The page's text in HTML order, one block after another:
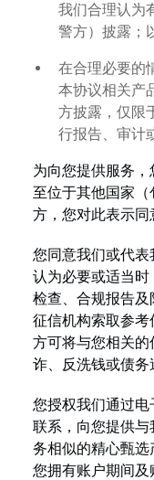
我们合理认为
警方）披露；
在合理必要的
本协议相关产
方披露，仅限
行报告、审计
为向您提供服务
至位于其他国家
方，您对此表示同
您同意我们或代
认为必要或适当
检查、合规报告
征信机构索取参
方可将与您相关
诈、反洗钱或债务
您授权我们通过
联系，向您提供
务相似的精心甄
您拥有账户期间